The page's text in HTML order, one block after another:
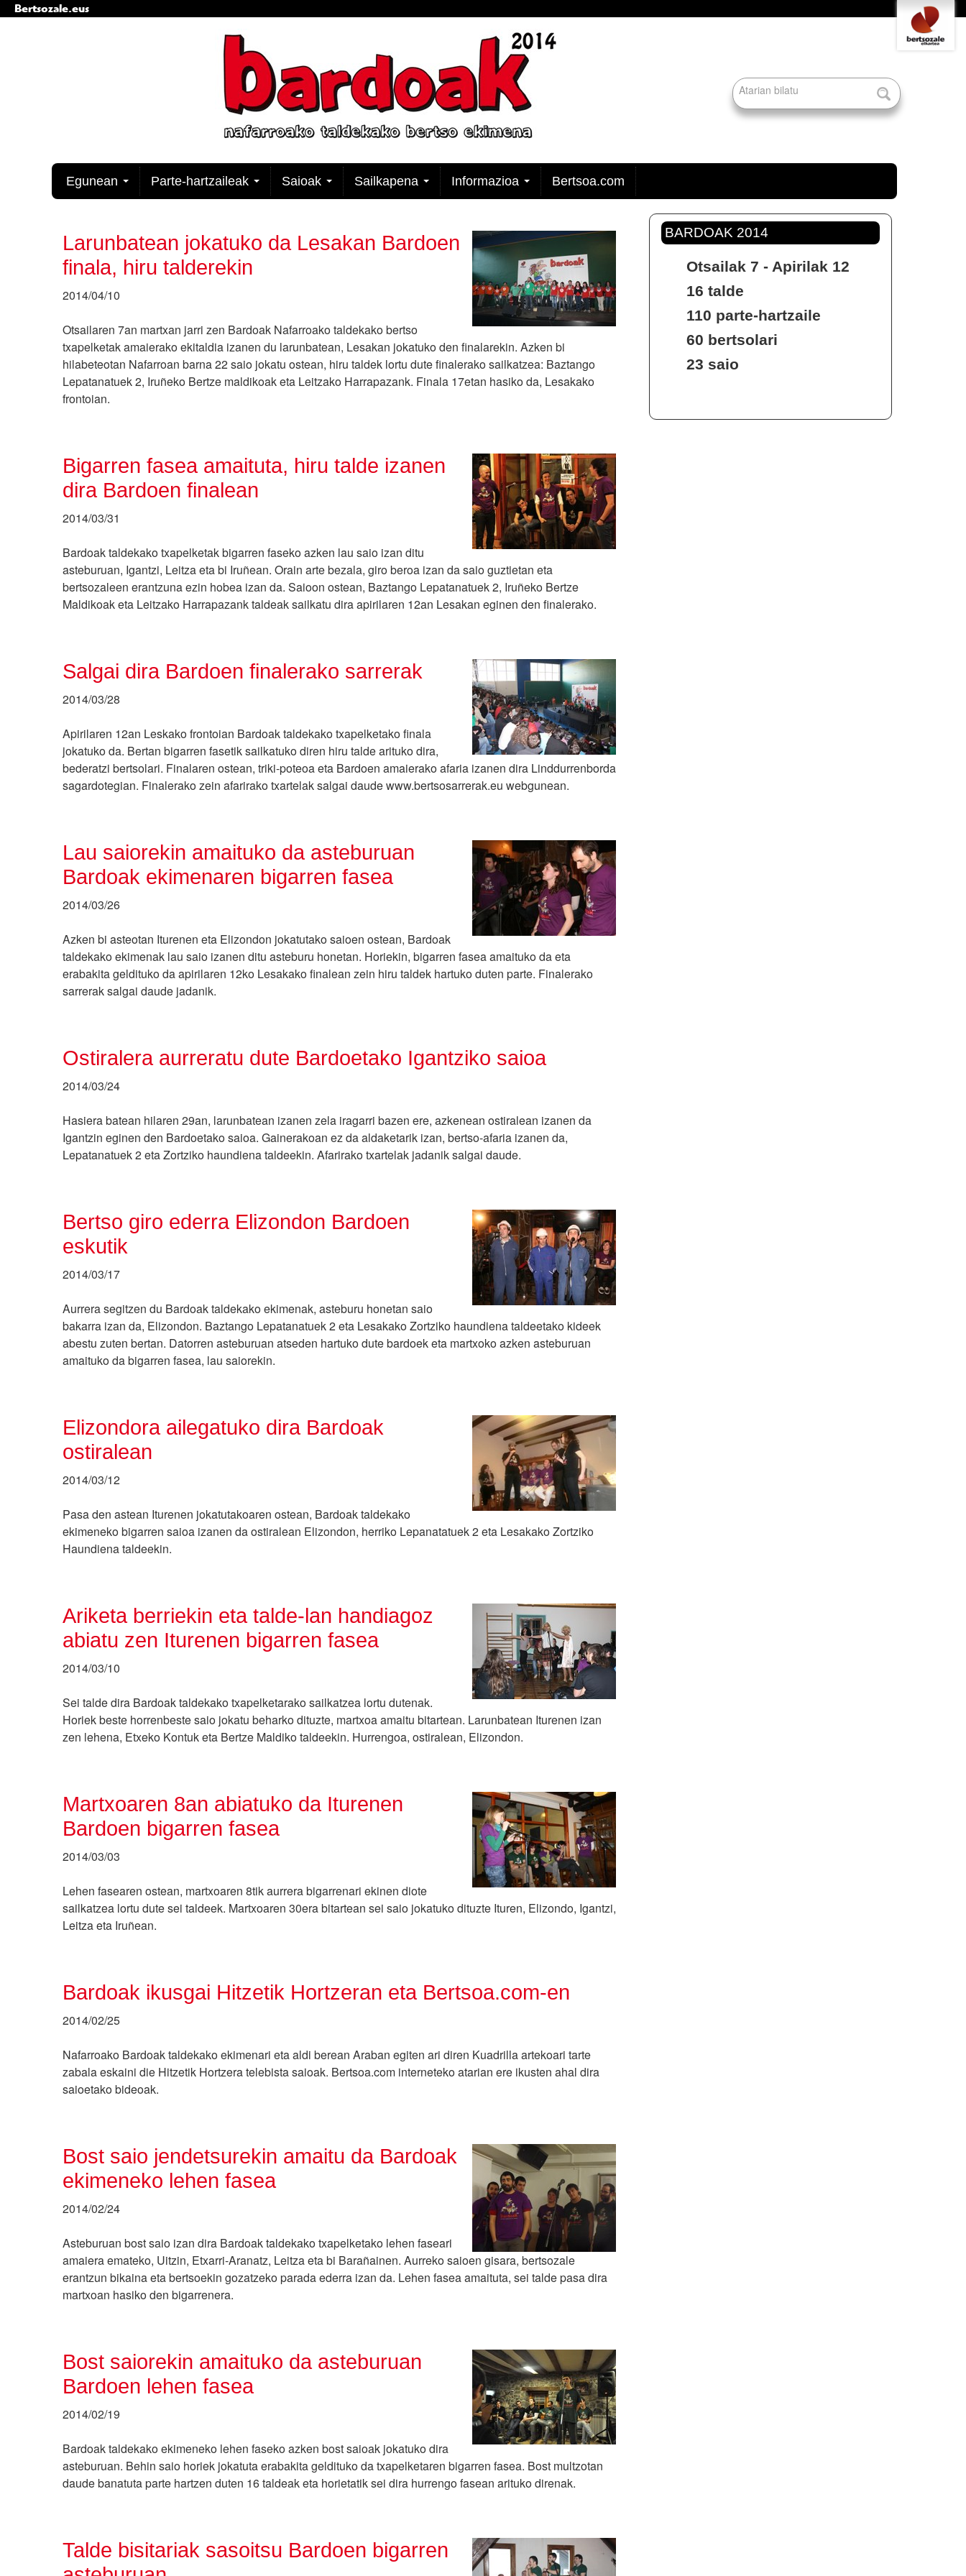
Bertsozale.eus
Tresna
pertsonalak
Bilatu atarian
Egunean Parte-hartzaileak Saioak Sailkapena Informazioa Bertsoa.com
Larunbatean jokatuko da Lesakan Bardoen
finala, hiru talderekin
2014/04/10
Otsailaren 7an martxan jarri zen Bardoak Nafarroako taldekako bertso
txapelketak amaierako ekitaldia izanen du larunbatean, Lesakan jokatuko den finalarekin. Azken bi
hilabeteotan Nafarroan barna 22 saio jokatu ostean, hiru taldek lortu dute finalerako sailkatzea: Baztango
Lepatanatuek 2, Iruñeko Bertze maldikoak eta Leitzako Harrapazank. Finala 17etan hasiko da, Lesakako
frontoian.
Bigarren fasea amaituta, hiru talde izanen
dira Bardoen finalean
2014/03/31
Bardoak taldekako txapelketak bigarren faseko azken lau saio izan ditu
asteburuan, Igantzi, Leitza eta bi Iruñean. Orain arte bezala, giro beroa izan da saio guztietan eta
bertsozaleen erantzuna ezin hobea izan da. Saioon ostean, Baztango Lepatanatuek 2, Iruñeko Bertze
Maldikoak eta Leitzako Harrapazank taldeak sailkatu dira apirilaren 12an Lesakan eginen den finalerako.
Salgai dira Bardoen finalerako sarrerak
2014/03/28
Apirilaren 12an Leskako frontoian Bardoak taldekako txapelketako finala
jokatuko da. Bertan bigarren fasetik sailkatuko diren hiru talde arituko dira,
bederatzi bertsolari. Finalaren ostean, triki-poteoa eta Bardoen amaierako afaria izanen dira Linddurrenborda
sagardotegian. Finalerako zein afarirako txartelak salgai daude www.bertsosarrerak.eu webgunean.
Lau saiorekin amaituko da asteburuan
Bardoak ekimenaren bigarren fasea
2014/03/26
Azken bi asteotan Iturenen eta Elizondon jokatutako saioen ostean, Bardoak
taldekako ekimenak lau saio izanen ditu asteburu honetan. Horiekin, bigarren fasea amaituko da eta
erabakita geldituko da apirilaren 12ko Lesakako finalean zein hiru taldek hartuko duten parte. Finalerako
sarrerak salgai daude jadanik.
Ostiralera aurreratu dute Bardoetako Igantziko saioa
2014/03/24
Hasiera batean hilaren 29an, larunbatean izanen zela iragarri bazen ere, azkenean ostiralean izanen da
Igantzin eginen den Bardoetako saioa. Gainerakoan ez da aldaketarik izan, bertso-afaria izanen da,
Lepatanatuek 2 eta Zortziko haundiena taldeekin. Afarirako txartelak jadanik salgai daude.
Bertso giro ederra Elizondon Bardoen
eskutik
2014/03/17
Aurrera segitzen du Bardoak taldekako ekimenak, asteburu honetan saio
bakarra izan da, Elizondon. Baztango Lepatanatuek 2 eta Lesakako Zortziko haundiena taldeetako kideek
abestu zuten bertan. Datorren asteburuan atseden hartuko dute bardoek eta martxoko azken asteburuan
amaituko da bigarren fasea, lau saiorekin.
Elizondora ailegatuko dira Bardoak
ostiralean
2014/03/12
Pasa den astean Iturenen jokatutakoaren ostean, Bardoak taldekako
ekimeneko bigarren saioa izanen da ostiralean Elizondon, herriko Lepanatatuek 2 eta Lesakako Zortziko
Haundiena taldeekin.
Ariketa berriekin eta talde-lan handiagoz
abiatu zen Iturenen bigarren fasea
2014/03/10
Sei talde dira Bardoak taldekako txapelketarako sailkatzea lortu dutenak.
Horiek beste horrenbeste saio jokatu beharko dituzte, martxoa amaitu bitartean. Larunbatean Iturenen izan
zen lehena, Etxeko Kontuk eta Bertze Maldiko taldeekin. Hurrengoa, ostiralean, Elizondon.
Martxoaren 8an abiatuko da Iturenen
Bardoen bigarren fasea
2014/03/03
Lehen fasearen ostean, martxoaren 8tik aurrera bigarrenari ekinen diote
sailkatzea lortu dute sei taldeek. Martxoaren 30era bitartean sei saio jokatuko dituzte Ituren, Elizondo, Igantzi,
Leitza eta Iruñean.
Bardoak ikusgai Hitzetik Hortzeran eta Bertsoa.com-en
2014/02/25
Nafarroako Bardoak taldekako ekimenari eta aldi berean Araban egiten ari diren Kuadrilla artekoari tarte
zabala eskaini die Hitzetik Hortzera telebista saioak. Bertsoa.com interneteko atarian ere ikusten ahal dira
saioetako bideoak.
Bost saio jendetsurekin amaitu da Bardoak
ekimeneko lehen fasea
2014/02/24
Asteburuan bost saio izan dira Bardoak taldekako txapelketako lehen faseari
amaiera emateko, Uitzin, Etxarri-Aranatz, Leitza eta bi Barañainen. Aurreko saioen gisara, bertsozale
erantzun bikaina eta bertsoekin gozatzeko parada ederra izan da. Lehen fasea amaituta, sei talde pasa dira
martxoan hasiko den bigarrenera.
Bost saiorekin amaituko da asteburuan
Bardoen lehen fasea
2014/02/19
Bardoak taldekako ekimeneko lehen faseko azken bost saioak jokatuko dira
asteburuan. Behin saio horiek jokatuta erabakita geldituko da txapelketaren bigarren fasea. Bost multzotan
daude banatuta parte hartzen duten 16 taldeak eta horietatik sei dira hurrengo fasean arituko direnak.
Talde bisitariak sasoitsu Bardoen bigarren
BARDOAK 2014
Otsailak 7 - Apirilak 12
16 talde
110 parte-hartzaile
60 bertsolari
23 saio